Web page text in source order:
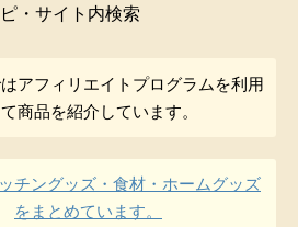
・サイト内検索
アフィリエイトプログラムを利用
商品を紹介しています。
チングッズ・食材・ホームグッズ
をまとめています。